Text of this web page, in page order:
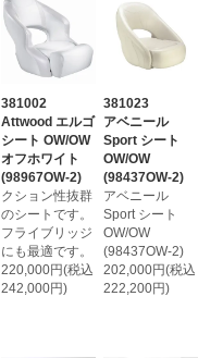
381002
Attwood エルゴ
シート OW/OW
オフホワイト
(98967OW-2)
クション性抜群
のシートです。
フライブリッジ
にも最適です。
220,000円(税込
242,000円)
381023
アベニール
Sport シート
OW/OW
(98437OW-2)
アベニール
Sport シート
OW/OW
(98437OW-2)
202,000円(税込
222,200円)